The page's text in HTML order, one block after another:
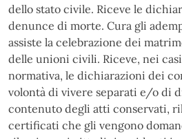
dello stato civile. Riceve le
denunce di morte. Cura gli
assiste la celebrazione dei
delle unioni civili. Riceve, nei
normativa, le dichiarazioni dei
volontà di vivere separati e/o di
contenuto degli atti conservati,
certificati che gli vengono